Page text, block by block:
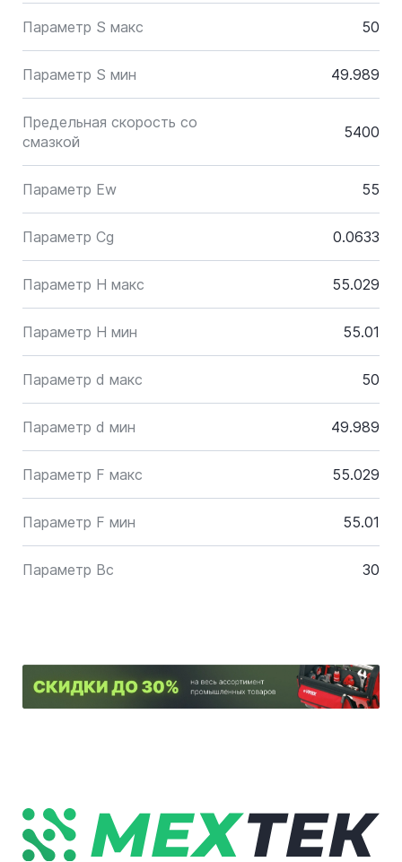
Параметр S макс 50
Параметр S мин 49.989
Предельная скорость со
смазкой
5400
Параметр Ew 55
Параметр Cg 0.0633
Параметр H макс 55.029
Параметр H мин 55.01
Параметр d макс 50
Параметр d мин 49.989
Параметр F макс 55.029
Параметр F мин 55.01
Параметр Bc 30